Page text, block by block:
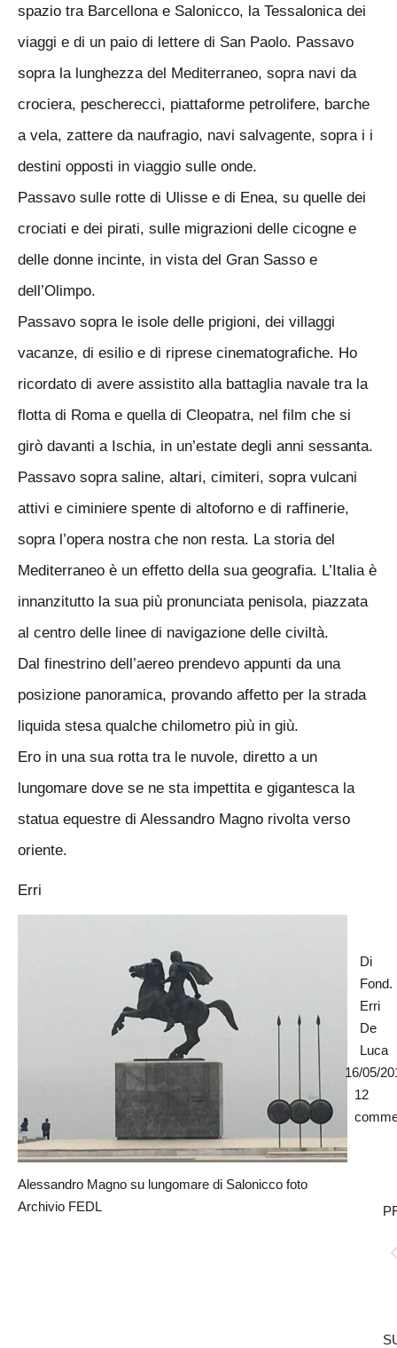
spazio tra Barcellona e Salonicco, la Tessalonica dei
viaggi e di un paio di lettere di San Paolo. Passavo
sopra la lunghezza del Mediterraneo, sopra navi da
crociera, pescherecci, piattaforme petrolifere, barche
a vela, zattere da naufragio, navi salvagente, sopra i i
destini opposti in viaggio sulle onde.
Passavo sulle rotte di Ulisse e di Enea, su quelle dei
crociati e dei pirati, sulle migrazioni delle cicogne e
delle donne incinte, in vista del Gran Sasso e
dell’Olimpo.
Passavo sopra le isole delle prigioni, dei villaggi
vacanze, di esilio e di riprese cinematografiche. Ho
ricordato di avere assistito alla battaglia navale tra la
flotta di Roma e quella di Cleopatra, nel film che si
girò davanti a Ischia, in un’estate degli anni sessanta.
Passavo sopra saline, altari, cimiteri, sopra vulcani
attivi e ciminiere spente di altoforno e di raffinerie,
sopra l’opera nostra che non resta. La storia del
Mediterraneo è un effetto della sua geografia. L’Italia è
innanzitutto la sua più pronunciata penisola, piazzata
al centro delle linee di navigazione delle civiltà.
Dal finestrino dell’aereo prendevo appunti da una
posizione panoramica, provando affetto per la strada
liquida stesa qualche chilometro più in giù.
Ero in una sua rotta tra le nuvole, diretto a un
lungomare dove se ne sta impettita e gigantesca la
statua equestre di Alessandro Magno rivolta verso
oriente.
Erri
Alessandro Magno su lungomare di Salonicco foto
Archivio FEDL
Di
Fond.
Erri
De
Luca
16/05/
12
Naviga